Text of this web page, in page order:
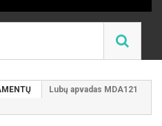
Lubų apvadas MDA121